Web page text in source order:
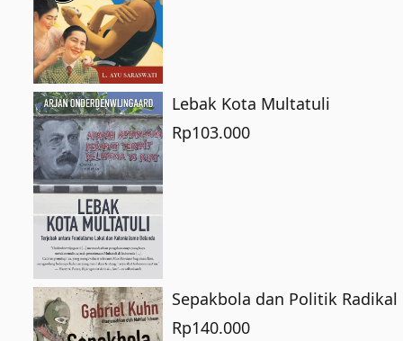
Lebak Kota Multatuli
Rp103.000
Sepakbola dan Politik Radikal
Rp140.000